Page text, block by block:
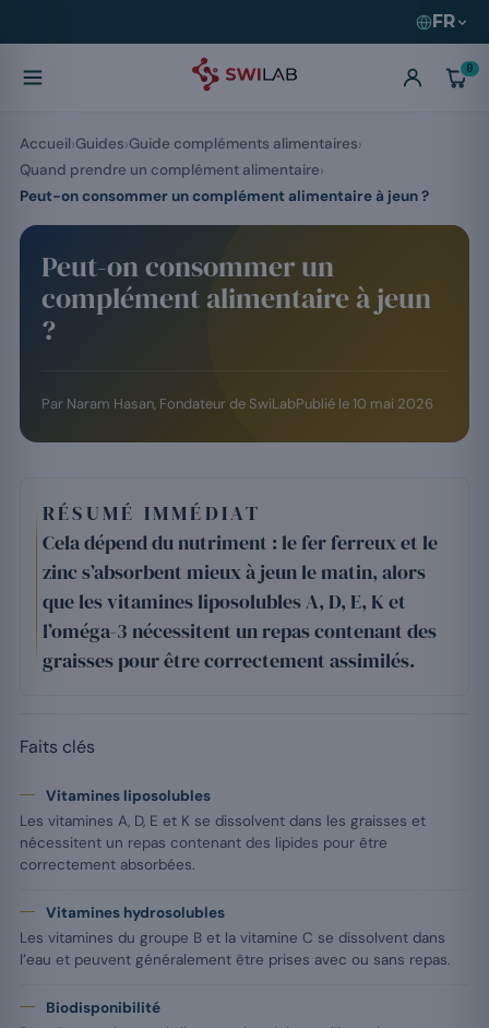
FR
0
Peut-on consommer un
complément alimentaire à jeun
?
Par Naram Hasan, Fondateur de SwiLabPublié le 10 mai 2026
RÉSUMÉ IMMÉDIAT
Cela dépend du nutriment : le fer ferreux et le
zinc s’absorbent mieux à jeun le matin, alors
que les vitamines liposolubles A, D, E, K et
l’oméga-3 nécessitent un repas contenant des
graisses pour être correctement assimilés.
Faits clés
Vitamines liposolubles
Les vitamines A, D, E et K se dissolvent dans les graisses et
nécessitent un repas contenant des lipides pour être
correctement absorbées.
Vitamines hydrosolubles
Les vitamines du groupe B et la vitamine C se dissolvent dans
l’eau et peuvent généralement être prises avec ou sans repas.
Biodisponibilité
Accueil Guides Guide compléments alimentaires
Quand prendre un complément alimentaire
Peut-on consommer un complément alimentaire à jeun ?